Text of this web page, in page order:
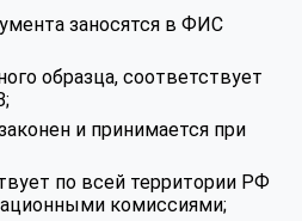
заносятся в ФИС
образца, соответствует
и принимается при
по всей территории РФ
комиссиями;